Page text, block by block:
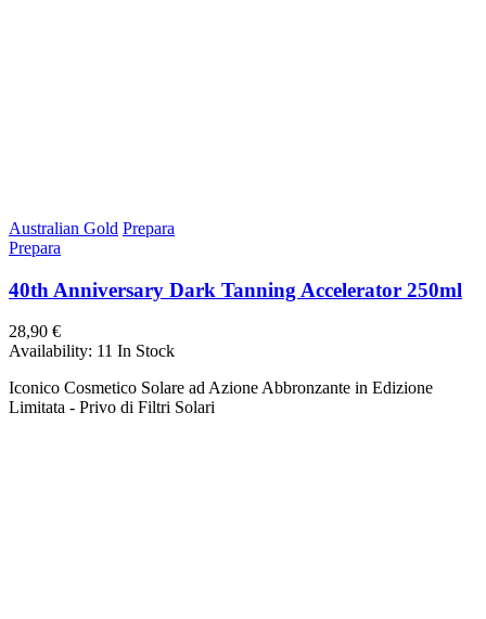
Australian Gold Prepara
Prepara
40th Anniversary Dark Tanning Accelerator 250ml
28,90 €
Availability: 11 In Stock
Iconico Cosmetico Solare ad Azione Abbronzante in Edizione
Limitata - Privo di Filtri Solari